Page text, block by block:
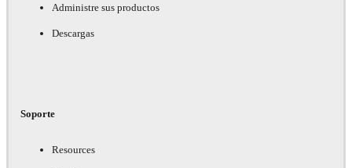
Administre sus productos
Descargas
Soporte
Resources